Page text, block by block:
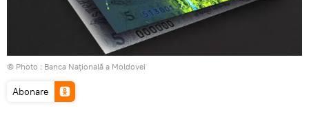
© Photo : Banca Națională a Moldovei
Abonare